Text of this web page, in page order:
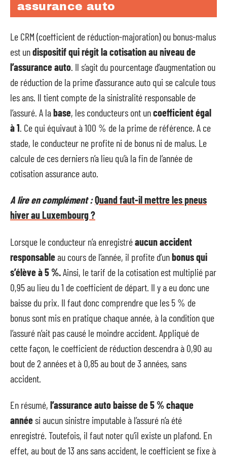
assurance auto
Le CRM (coefficient de réduction-majoration) ou bonus-malus
est undispositif qui régit la cotisation au niveau de
l’assurance auto . Il s’agit du pourcentage d’augmentation ou
de réduction de la prime d’assurance auto qui se calcule tous
les ans. Il tient compte de la sinistralité responsable de
l’assuré. A labase, les conducteurs ont uncoefficient égal
à 1 . Ce qui équivaut à 100 % de la prime de référence. A ce
stade, le conducteur ne profite ni de bonus ni de malus. Le
calcule de ces derniers n’a lieu qu’à la fin de l’année de
cotisation assurance auto.
A lire en complément :Quand faut-il mettre les pneus
hiver au Luxembourg ?
Lorsque le conducteur n’a enregistréaucun accident
responsableau cours de l’année, il profite d’unbonus qui
s’élève à 5 %.Ainsi, le tarif de la cotisation est multiplié par
0,95 au lieu du 1 de coefficient de départ. Il y a eu donc une
baisse du prix. Il faut donc comprendre que les 5 % de
bonus sont mis en pratique chaque année, à la condition que
l’assuré n’ait pas causé le moindre accident. Appliqué de
cette façon, le coefficient de réduction descendra à 0,90 au
bout de 2 années et à 0,85 au bout de 3 années, sans
accident.
En résumé, l’assurance auto baisse de 5 % chaque
annéesi aucun sinistre imputable à l’assuré n’a été
enregistré. Toutefois, il faut noter qu’il existe un plafond. En
effet, au bout de 13 ans sans accident, le coefficient se fixe à